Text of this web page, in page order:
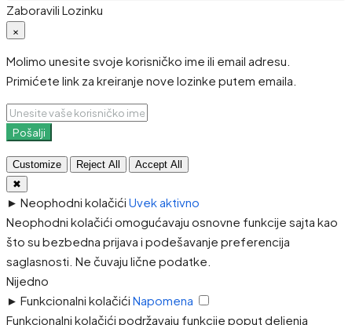
Zaboravili Lozinku
×
Molimo unesite svoje korisničko ime ili email adresu.
Primićete link za kreiranje nove lozinke putem emaila.
Pošalji
Customize Reject All
Accept All
✖
► Neophodni kolačići Uvek aktivno
Neophodni kolačići omogućavaju osnovne funkcije sajta kao
što su bezbedna prijava i podešavanje preferencija
saglasnosti. Ne čuvaju lične podatke.
Nijedno
► Funkcionalni kolačići Napomena
Funkcionalni kolačići podržavaju funkcije poput deljenja